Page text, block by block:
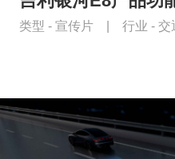
类型 - 宣传片 行业 - 交